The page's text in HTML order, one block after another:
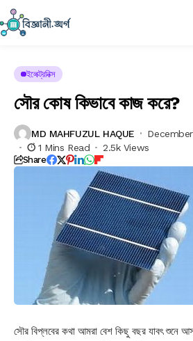
ইলেক্ট্রনিক্স
সৌর কোষ কিভাবে কাজ করে?
MD MAHFUZUL HAQUE
1 Mins Read
2.5k Views
Share
সৌর বিপ্লবের কথা আমরা বেশ কিছু বছর যাবৎ শুনে